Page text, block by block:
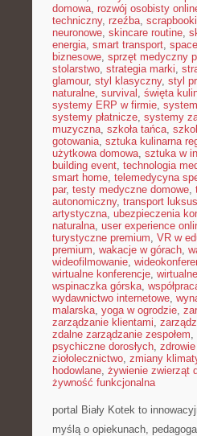
domowa, rozwój osobisty
techniczny, rzeźba,
neuronowe, skincare routine,
energia, smart transport,
biznesowe, sprzęt medyczny
stolarstwo, strategia marki,
glamour, styl klasyczny, styl
naturalne, survival , święta
systemy ERP w firmie,
systemy płatnicze, systemy
muzyczna, szkoła tańca,
gotowania, sztuka kulinarna
użytkowa domowa, sztuka w
building event, technologia
smart home, telemedycyna
par, testy medyczne domowe,
autonomiczny, transport
artystyczna, ubezpieczenia
naturalna, user experience
turystyczne premium, VR w
premium, wakacje w górach,
wideofilmowanie,
wirtualne konferencje,
wspinaczka górska,
wydawnictwo internetowe,
malarska, yoga w ogrodzie,
zarządzanie klientami,
zdalne zarządzanie zespołem,
psychiczne dorosłych,
ziołolecznictwo, zmiany
hodowlane, żywienie zwierząt
żywność funkcjonalna
portal Biały Kotek to
myślą o opiekunach,